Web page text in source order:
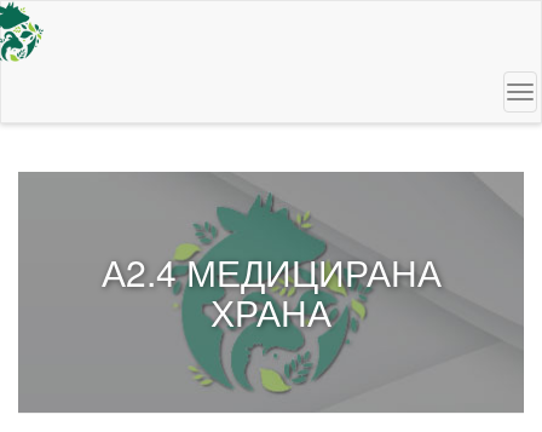
Skip
to
main
А2.4 МЕДИЦИРАНА
ХРАНА